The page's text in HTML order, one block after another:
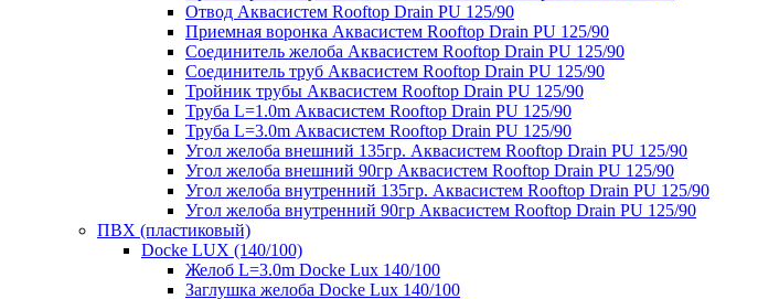
Отвод Аквасистем Rooftop Drain PU 125/90
Приемная воронка Аквасистем Rooftop Drain PU 125/90
Соединитель желоба Аквасистем Rooftop Drain PU 125/90
Соединитель труб Аквасистем Rooftop Drain PU 125/90
Тройник трубы Аквасистем Rooftop Drain PU 125/90
Труба L=1.0m Аквасистем Rooftop Drain PU 125/90
Труба L=3.0m Аквасистем Rooftop Drain PU 125/90
Угол желоба внешний 135гр. Аквасистем Rooftop Drain PU 125/90
Угол желоба внешний 90гр Аквасистем Rooftop Drain PU 125/90
Угол желоба внутренний 135гр. Аквасистем Rooftop Drain PU 125/90
Угол желоба внутренний 90гр Аквасистем Rooftop Drain PU 125/90
ПВХ (пластиковый)
Docke LUX (140/100)
Желоб L=3.0m Docke Lux 140/100
Заглушка желоба Docke Lux 140/100